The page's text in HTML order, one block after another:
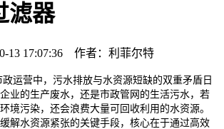
滤器
13 17:07:36 作者：利菲尔特
运营中，污水排放与水资源短缺的双重矛盾日
业的生产废水，还是市政管网的生活污水，若
境污染，还会浪费大量可回收利用的水资源。
解水资源紧张的关键手段，核心在于通过高效